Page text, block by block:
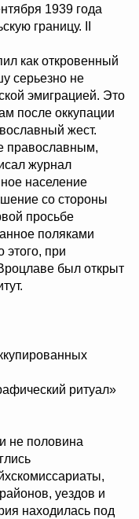
1939 года
границу. II
как откровенный
серьезно не
эмиграцией. Это
после оккупации
жест.
православным,
журнал
население
со стороны
просьбе
поляками
при
был открыт
ритуал»
не половина
уездов и
находилась под